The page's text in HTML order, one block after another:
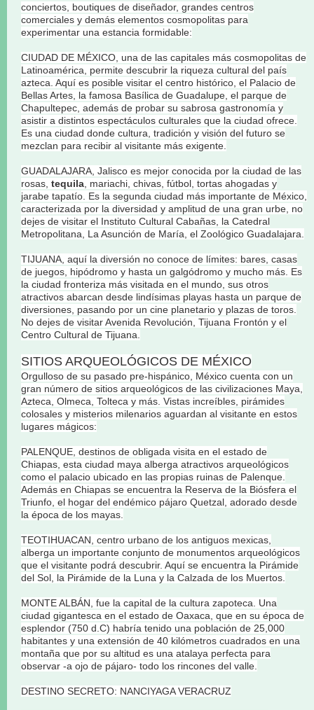
conciertos, boutiques de diseñador, grandes centros
comerciales y demás elementos cosmopolitas para
experimentar una estancia formidable:
CIUDAD DE MÉXICO, una de las capitales más cosmopolitas de
Latinoamérica, permite descubrir la riqueza cultural del país
azteca. Aquí es posible visitar el centro histórico, el Palacio de
Bellas Artes, la famosa Basílica de Guadalupe, el parque de
Chapultepec, además de probar su sabrosa gastronomía y
asistir a distintos espectáculos culturales que la ciudad ofrece.
Es una ciudad donde cultura, tradición y visión del futuro se
mezclan para recibir al visitante más exigente.
GUADALAJARA, Jalisco es mejor conocida por la ciudad de las
rosas, tequila , mariachi, chivas, fútbol, tortas ahogadas y
jarabe tapatío. Es la segunda ciudad más importante de México,
caracterizada por la diversidad y amplitud de una gran urbe, no
dejes de visitar el Instituto Cultural Cabañas, la Catedral
Metropolitana, La Asunción de María, el Zoológico Guadalajara.
TIJUANA, aquí la diversión no conoce de límites: bares, casas
de juegos, hipódromo y hasta un galgódromo y mucho más. Es
la ciudad fronteriza más visitada en el mundo, sus otros
atractivos abarcan desde lindísimas playas hasta un parque de
diversiones, pasando por un cine planetario y plazas de toros.
No dejes de visitar Avenida Revolución, Tijuana Frontón y el
Centro Cultural de Tijuana.
SITIOS ARQUEOLÓGICOS DE MÉXICO
Orgulloso de su pasado pre-hispánico, México cuenta con un
gran número de sitios arqueológicos de las civilizaciones Maya,
Azteca, Olmeca, Tolteca y más. Vistas increíbles, pirámides
colosales y misterios milenarios aguardan al visitante en estos
lugares mágicos:
PALENQUE, destinos de obligada visita en el estado de
Chiapas, esta ciudad maya alberga atractivos arqueológicos
como el palacio ubicado en las propias ruinas de Palenque.
Además en Chiapas se encuentra la Reserva de la Biósfera el
Triunfo, el hogar del endémico pájaro Quetzal, adorado desde
la época de los mayas.
TEOTIHUACAN, centro urbano de los antiguos mexicas,
alberga un importante conjunto de monumentos arqueológicos
que el visitante podrá descubrir. Aquí se encuentra la Pirámide
del Sol, la Pirámide de la Luna y la Calzada de los Muertos.
MONTE ALBÁN, fue la capital de la cultura zapoteca. Una
ciudad gigantesca en el estado de Oaxaca, que en su época de
esplendor (750 d.C) habría tenido una población de 25,000
habitantes y una extensión de 40 kilómetros cuadrados en una
montaña que por su altitud es una atalaya perfecta para
observar -a ojo de pájaro- todo los rincones del valle.
DESTINO SECRETO: NANCIYAGA VERACRUZ